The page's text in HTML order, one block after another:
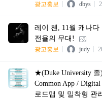
광고홍보 dbys
레이 첸, 11월 캐나
전율의 무대!
광고홍보 judy
★(Duke University 졸
Common App /
로드맵 및 밀착형 관리